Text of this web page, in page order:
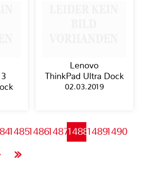
Lenovo
ThinkPad Ultra Dock
02.03.2019
148514861487148814891490